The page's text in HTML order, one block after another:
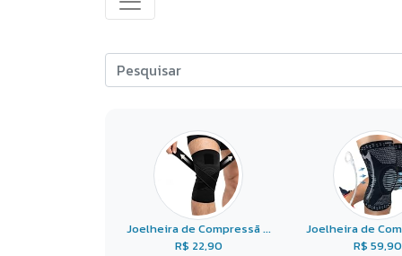
Joelheira de Compressã ...
R$ 22,90
Joelheira de
R$ 59,90